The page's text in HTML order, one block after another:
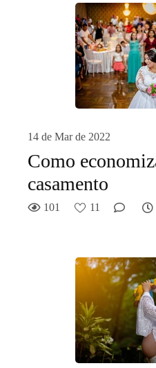
14 de Mar de 2022
Como
casamento
101 11